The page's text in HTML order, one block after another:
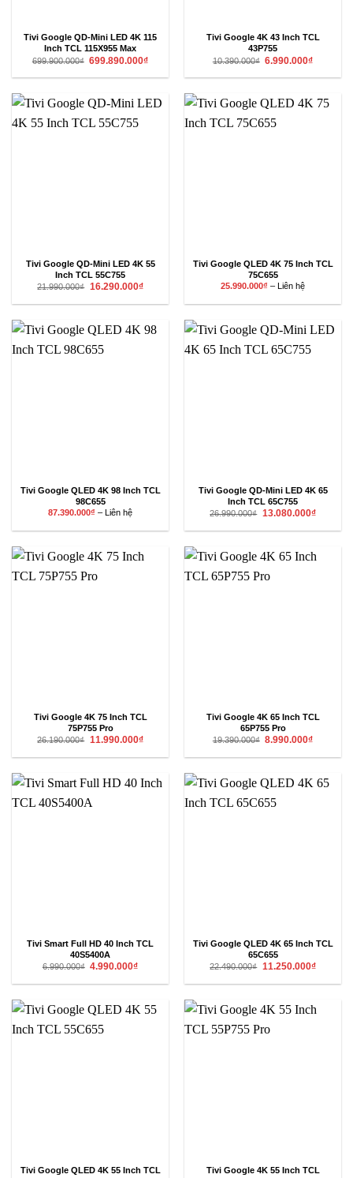
Tivi Google QD-Mini LED 4K 115
Inch TCL 115X955 Max
699.900.000₫ Giá
là:
699.890.000₫Giá
tại
699.890.000₫.
Tivi Google 4K 43 Inch TCL
43P755
10.390.000₫ Giá
là:
6.990.000₫Giá
tại
Tivi Google QD-Mini LED 4K 55
Inch TCL 55C755
21.990.000₫ Giá
là:
16.290.000₫Giá
tại
16.290.000₫.
Tivi Google QLED 4K 75 Inch TCL
75C655
25.990.000₫ – Liên hệKhoảng
từ
Liên
Tivi Google QLED 4K 98 Inch TCL
98C655
87.390.000₫ – Liên hệKhoảng
từ
Liên
Tivi Google QD-Mini LED 4K 65
Inch TCL 65C755
26.990.000₫ Giá
là:
13.080.000₫Giá
tại
Tivi Google 4K 75 Inch TCL
75P755 Pro
26.190.000₫ Giá
là:
11.990.000₫Giá
tại
11.990.000₫.
Tivi Google 4K 65 Inch TCL
65P755 Pro
19.390.000₫ Giá
là:
8.990.000₫Giá
tại
Tivi Smart Full HD 40 Inch TCL
40S5400A
6.990.000₫ Giá
là:
4.990.000₫Giá
tại
Tivi Google QLED 4K 65 Inch TCL
65C655
22.490.000₫ Giá
là:
11.250.000₫Giá
tại
Tivi Google QLED 4K 55 Inch TCL
Tivi Google 4K 55 Inch TCL